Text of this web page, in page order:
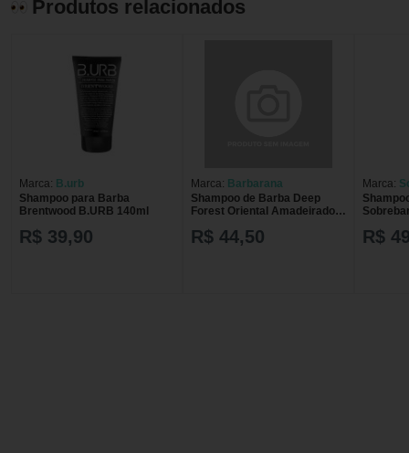
Produtos relacionados
Marca: B.urb
Shampoo para Barba
Brentwood B.URB 140ml
R$ 39,90
Marca: Barbarana
Shampoo de Barba Deep
Forest Oriental Amadeirado
R$ 44,50
Marca:
R$